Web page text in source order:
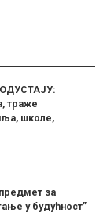
ОДУСТАЈУ:
траже
школе,
за
у будућност”